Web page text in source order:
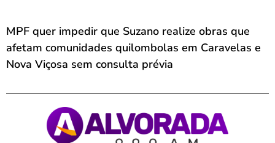
MPF quer impedir que Suzano realize obras que
afetam comunidades quilombolas em Caravelas e
Nova Viçosa sem consulta prévia